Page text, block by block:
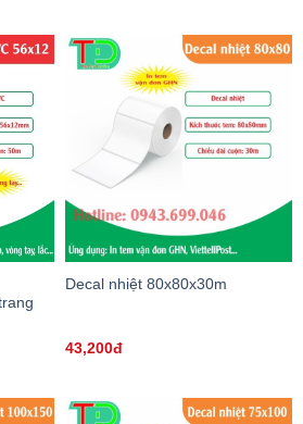
Decal nhiệt 80x80x30m
43,200đ